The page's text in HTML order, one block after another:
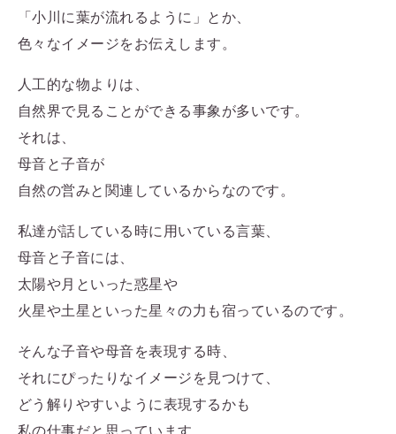
「小川に葉が流れるように」とか、
色々なイメージをお伝えします。
人工的な物よりは、
自然界で見ることができる事象が多いです。
それは、
母音と子音が
自然の営みと関連しているからなのです。
私達が話している時に用いている言葉、
母音と子音には、
太陽や月といった惑星や
火星や土星といった星々の力も宿っているのです。
そんな子音や母音を表現する時、
それにぴったりなイメージを見つけて、
どう解りやすいように表現するかも